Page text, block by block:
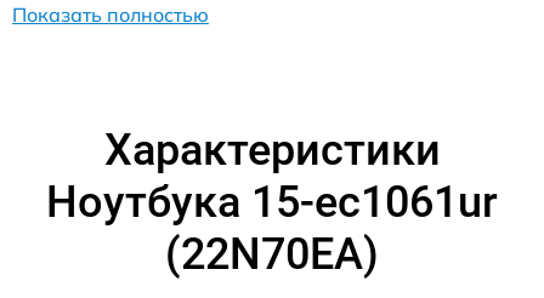
Показать полностью
Характеристики
Ноутбука 15-ec1061ur
(22N70EA)